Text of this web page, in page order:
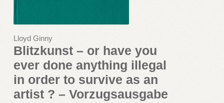
Lloyd Ginny
Blitzkunst – or have you
ever done anything illegal
in order to survive as an
artist ? – Vorzugsausgabe